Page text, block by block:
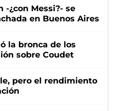
-¿con Messi?- se
en Buenos Aires
la bronca de los
sobre Coudet
pero el rendimiento